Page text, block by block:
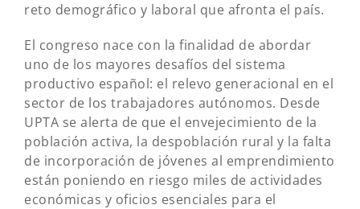
reto demográfico y laboral que afronta el país.
El congreso nace con la finalidad de abordar
uno de los mayores desafíos del sistema
productivo español: el relevo generacional en el
sector de los trabajadores autónomos. Desde
UPTA se alerta de que el envejecimiento de la
población activa, la despoblación rural y la falta
de incorporación de jóvenes al emprendimiento
están poniendo en riesgo miles de actividades
económicas y oficios esenciales para el